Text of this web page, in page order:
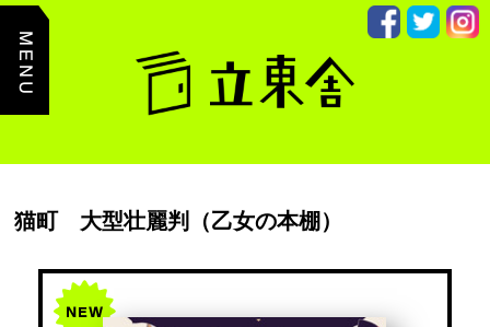
主
ン
猫町 大型壮麗判（乙女の本棚）